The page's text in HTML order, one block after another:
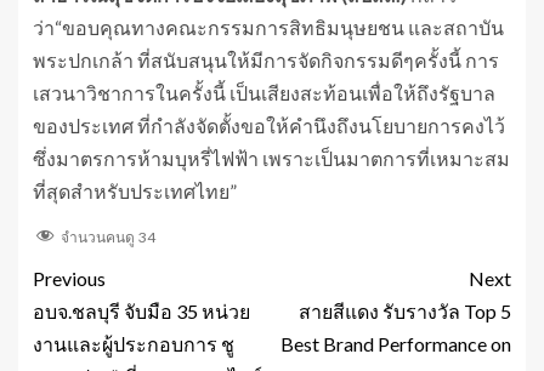
ว่า“ขอบคุณทางคณะกรรมการสิทธิมนุษยชน และสถาบัน
พระปกเกล้า ที่สนับสนุนให้มีการจัดกิจกรรมดีๆครั้งนี้ การ
เสวนาวิชาการในครั้งนี้ เป็นเสียงสะท้อนเพื่อให้ถึงรัฐบาล
ของประเทศ ที่กำลังจัดตั้งขอให้คำนึงถึงนโยบายการคงไว้
ซึ่งมาตรการห้ามบุหรี่ไฟฟ้า เพราะเป็นมาตการที่เหมาะสม
ที่สุดสำหรับประเทศไทย”
จำนวนคนดู 34
Previous
อบจ.ชลบุรี จับมือ 35 หน่วย
งานและผู้ประกอบการ ชู
Next
สายสีแดง รับรางวัล Top 5
Best Brand Performance on